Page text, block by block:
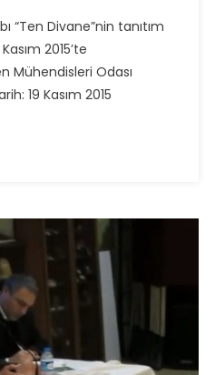
“Ten Divane”nin tanıtım
2015’te
Mühendisleri Odası
19 Kasım 2015